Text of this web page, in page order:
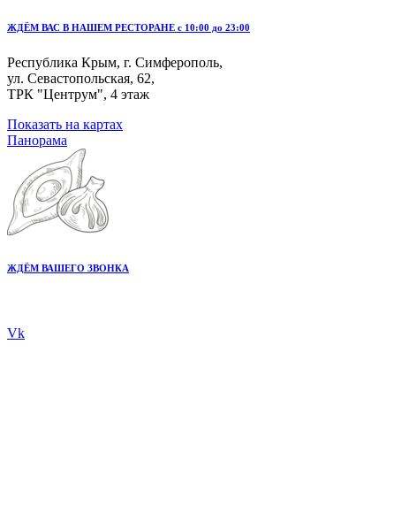
ЖДЁМ ВАС В НАШЕМ РЕСТОРАНЕ с 10:00 до 23:00
Республика Крым, г. Симферополь,
ул. Севастопольская, 62,
ТРК "Центрум", 4 этаж
Показать на картах
Панорама
ЖДЁМ ВАШЕГО ЗВОНКА
Vk